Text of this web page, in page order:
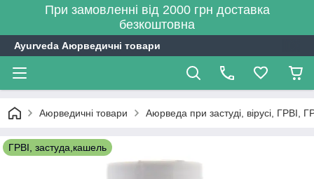
При замовленні від 2000 грн доставка
безкоштовна
Ayurveda Аюрведичні товари
Аюрведичні товари Аюрведа при застуді, вірусі, ГРВІ,
ГРВІ, застуда,кашель